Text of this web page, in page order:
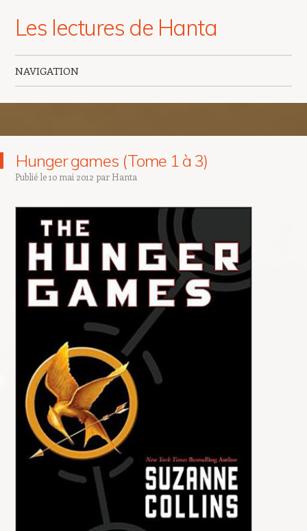
Les lectures de Hanta
NAVIGATION
Hunger games (Tome 1 à 3)
Publié le10 mai 2012 par Hanta